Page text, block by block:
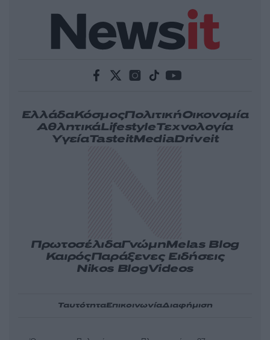
ΕλλάδαΚόσμοςΠολιτικήΟικονομία
ΑθλητικάLifestyleΤεχνολογία
ΥγείαTasteitMediaDriveit
ΠρωτοσέλιδαΓνώμηMelas Blog
ΚαιρόςΠαράξενες Ειδήσεις
Nikos BlogVideos
ΤαυτότηταΕπικοινωνίαΔιαφήμιση